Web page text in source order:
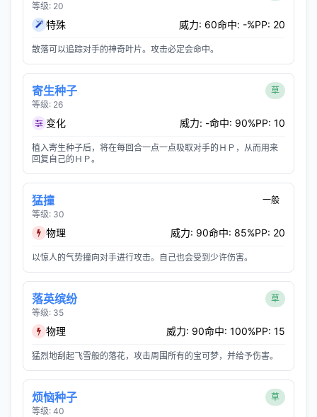
等级: 20
特殊 威力: 60命中: -%PP: 20
散落可以追踪对手的神奇叶片。攻击必定会命中。
寄生种子
等级: 26
草
变化 威力: -命中: 90%PP: 10
植入寄生种子后，将在每回合一点一点吸取对手的ＨＰ，从而用来
回复自己的ＨＰ。
猛撞
等级: 30
一般
物理 威力: 90命中: 85%PP: 20
以惊人的气势撞向对手进行攻击。自己也会受到少许伤害。
落英缤纷
等级: 35
草
物理 威力: 90命中: 100%PP: 15
猛烈地刮起飞雪般的落花，攻击周围所有的宝可梦，并给予伤害。
烦恼种子
等级: 40
草